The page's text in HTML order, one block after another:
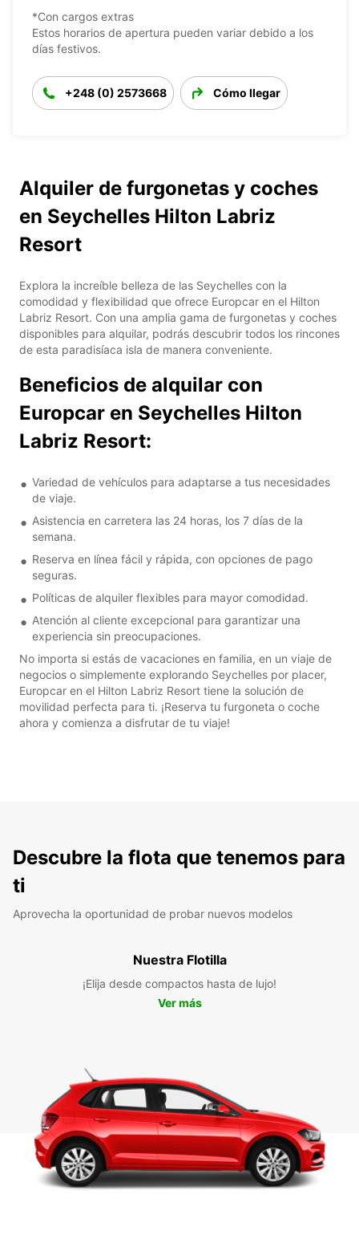
*Con cargos extras
Estos horarios de apertura pueden variar debido a los
días festivos.
+248 (0) 2573668 Cómo llegar
Alquiler de furgonetas y coches
en Seychelles Hilton Labriz
Resort
Explora la increíble belleza de las Seychelles con la
comodidad y flexibilidad que ofrece Europcar en el Hilton
Labriz Resort. Con una amplia gama de furgonetas y coches
disponibles para alquilar, podrás descubrir todos los rincones
de esta paradisíaca isla de manera conveniente.
Beneficios de alquilar con
Europcar en Seychelles Hilton
Labriz Resort:
Variedad de vehículos para adaptarse a tus necesidades
de viaje.
Asistencia en carretera las 24 horas, los 7 días de la
semana.
Reserva en línea fácil y rápida, con opciones de pago
seguras.
Políticas de alquiler flexibles para mayor comodidad.
Atención al cliente excepcional para garantizar una
experiencia sin preocupaciones.
No importa si estás de vacaciones en familia, en un viaje de
negocios o simplemente explorando Seychelles por placer,
Europcar en el Hilton Labriz Resort tiene la solución de
movilidad perfecta para ti. ¡Reserva tu furgoneta o coche
ahora y comienza a disfrutar de tu viaje!
Descubre la flota que tenemos para
ti
Aprovecha la oportunidad de probar nuevos modelos
Nuestra Flotilla
¡Elija desde compactos hasta de lujo!
Ver más